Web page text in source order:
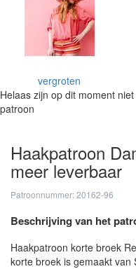
vergroten
Helaas zijn op dit moment
patroon
Haakpatroon
meer leverbaar
Patroonnummer: 20162-96
Beschrijving van het
Haakpatroon korte broek
korte broek is gemaakt van